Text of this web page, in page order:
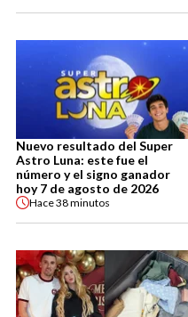
Nuevo resultado del Super
Astro Luna: este fue el
número y el signo ganador
hoy 7 de agosto de 2026
Hace38 minutos